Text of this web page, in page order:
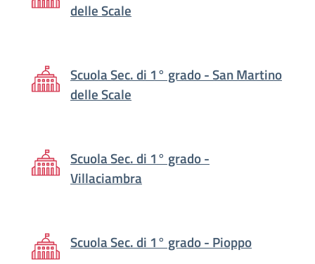
delle Scale
Scuola Sec. di 1° grado - San Martino
delle Scale
Scuola Sec. di 1° grado -
Villaciambra
Scuola Sec. di 1° grado - Pioppo